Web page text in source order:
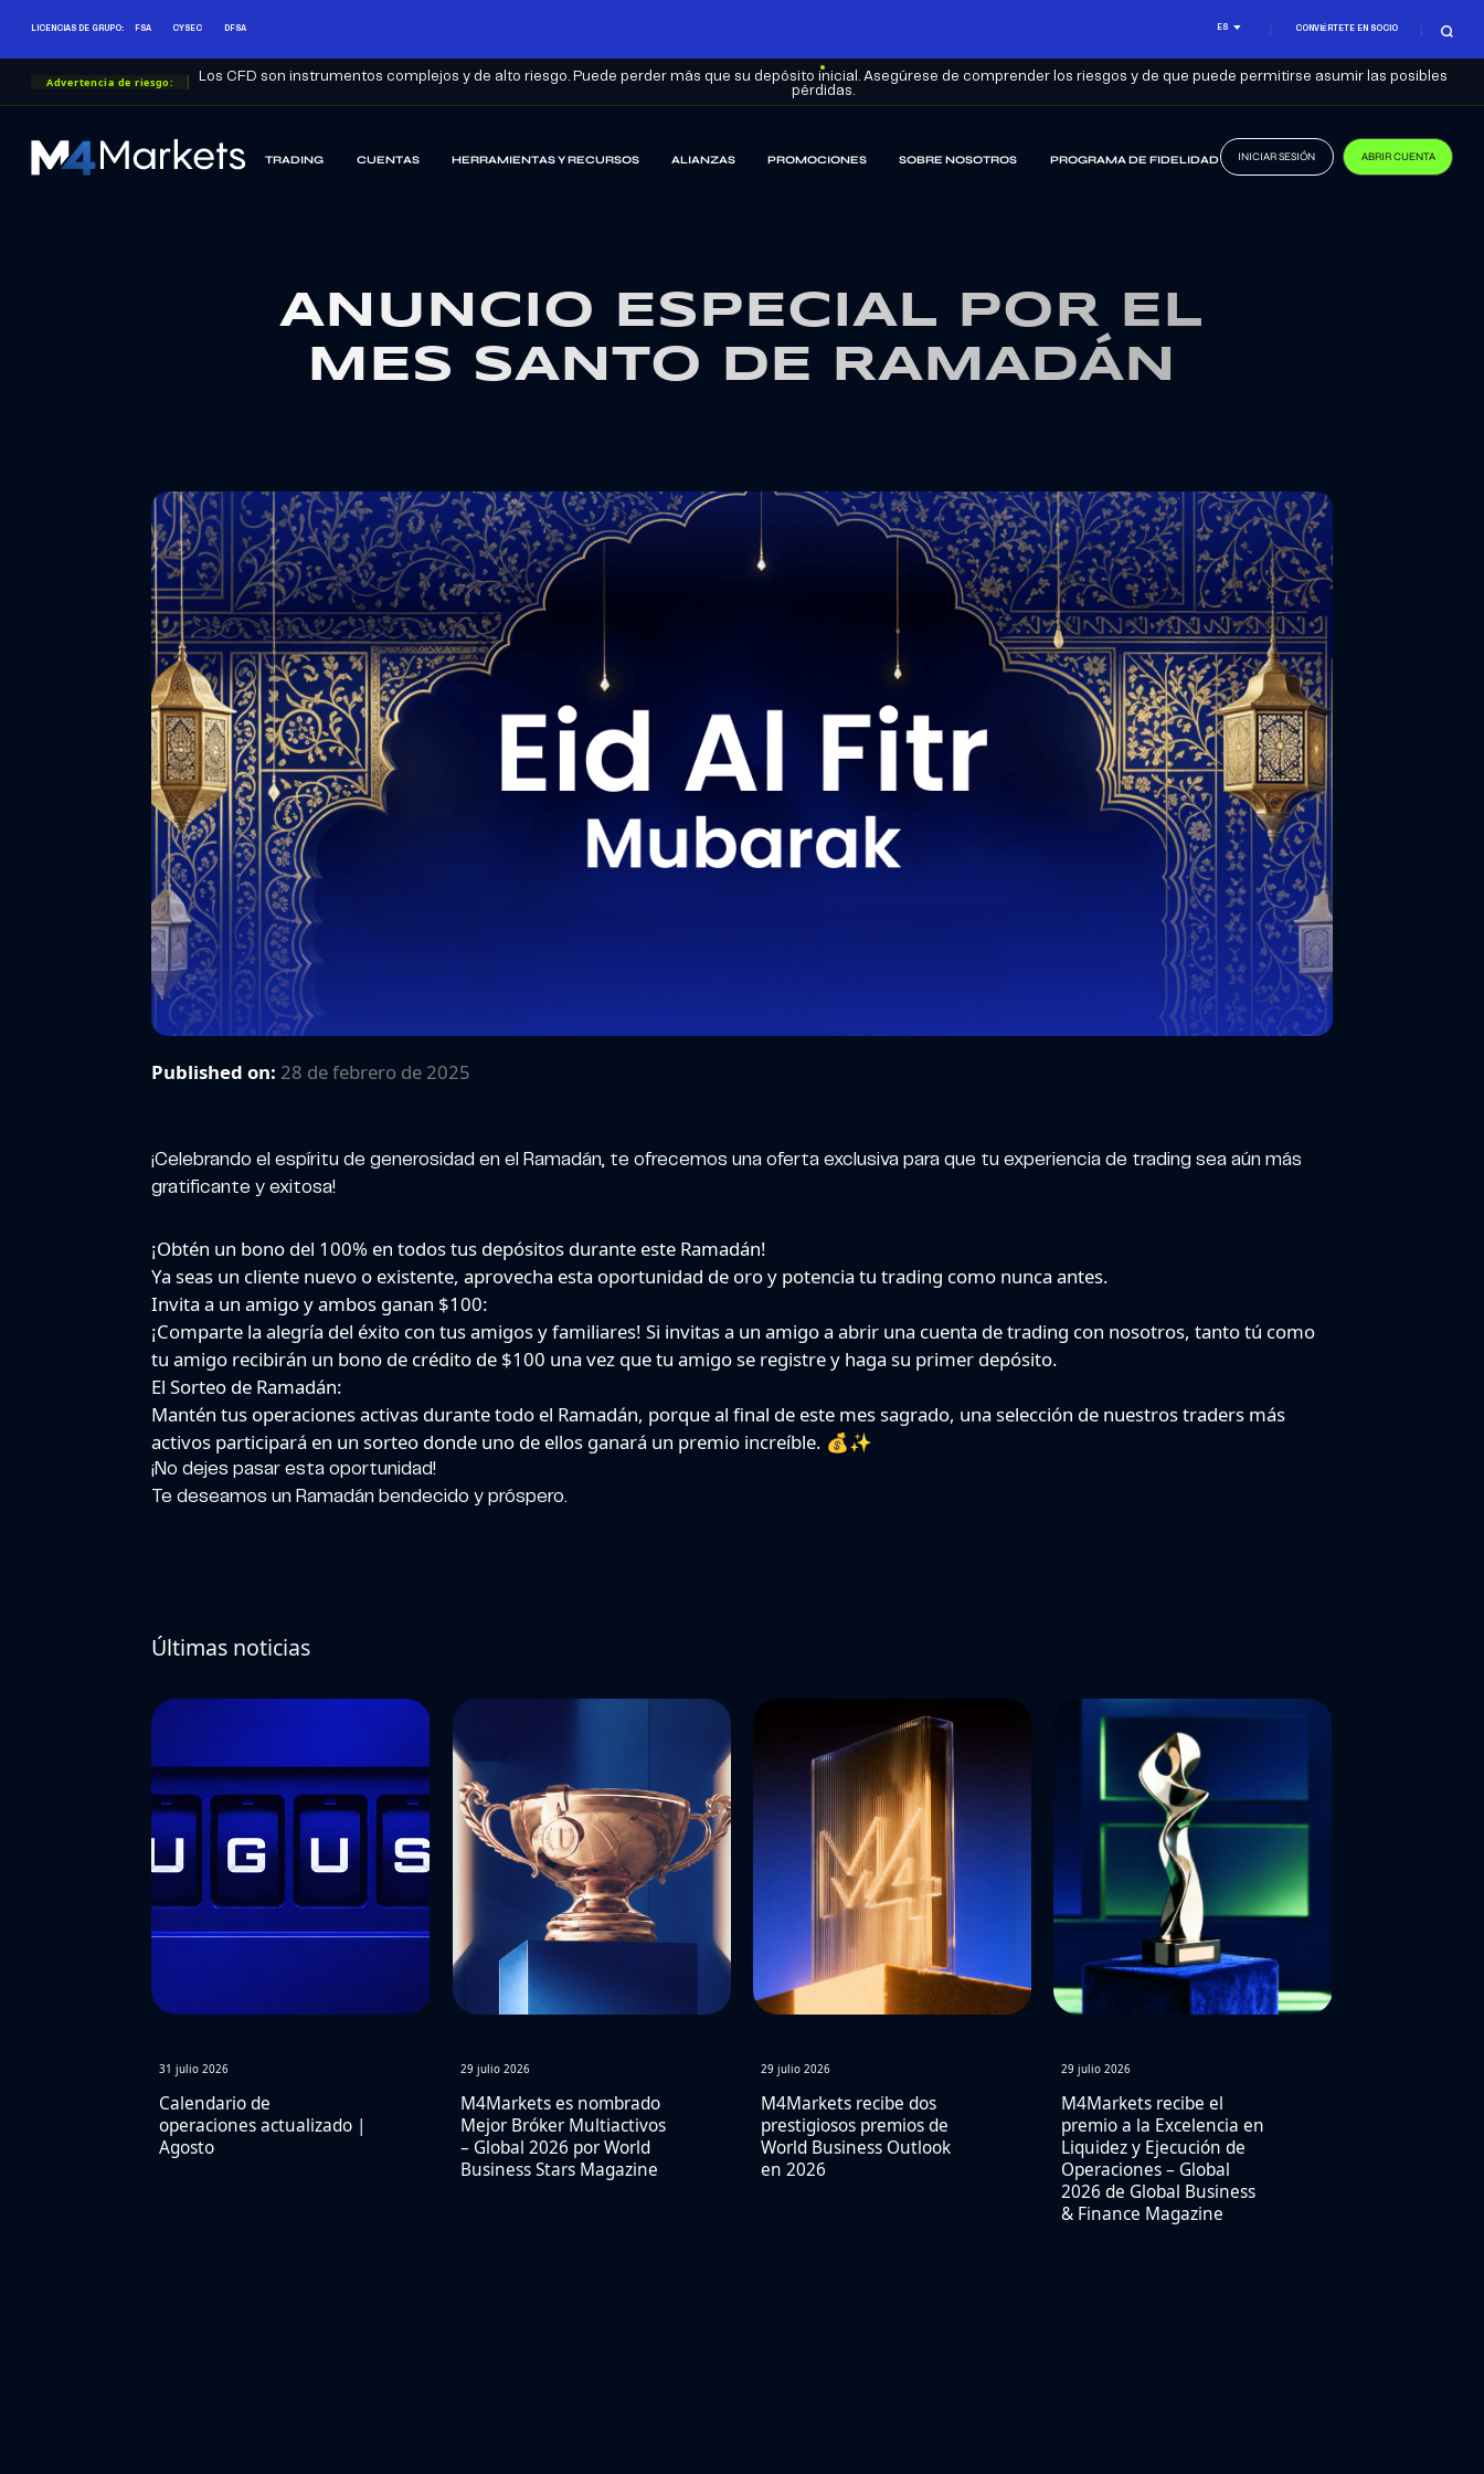
LICENCIAS DE GRUPO: FSA CYSEC DFSA ES CONVIÉRTETE EN SOCIO
Advertencia de riesgo:
Los CFD son instrumentos complejos y de alto riesgo. Puede perder más que su depósito inicial. Asegúrese de comprender los riesgos y de que puede permitirse asumir las posibles
pérdidas.
M4Markets
TRADING CUENTAS HERRAMIENTAS Y RECURSOS ALIANZAS PROMOCIONES SOBRE NOSOTROS PROGRAMA DE FIDELIDAD INICIAR SESIÓN ABRIR CUENTA
ANUNCIO ESPECIAL POR EL
MES SANTO DE RAMADÁN
Published on: 28 de febrero de 2025
¡Celebrando el espíritu de generosidad en el Ramadán, te ofrecemos una oferta exclusiva para que tu experiencia de trading sea aún más
gratificante y exitosa!
¡Obtén un bono del 100% en todos tus depósitos durante este Ramadán!
Ya seas un cliente nuevo o existente, aprovecha esta oportunidad de oro y potencia tu trading como nunca antes.
Invita a un amigo y ambos ganan $100:
¡Comparte la alegría del éxito con tus amigos y familiares! Si invitas a un amigo a abrir una cuenta de trading con nosotros, tanto tú como
tu amigo recibirán un bono de crédito de $100 una vez que tu amigo se registre y haga su primer depósito.
El Sorteo de Ramadán:
Mantén tus operaciones activas durante todo el Ramadán, porque al final de este mes sagrado, una selección de nuestros traders más
activos participará en un sorteo donde uno de ellos ganará un premio increíble. 💰✨
¡No dejes pasar esta oportunidad!
Te deseamos un Ramadán bendecido y próspero.
Últimas noticias
31 julio 2026
Calendario de
operaciones actualizado |
Agosto
29 julio 2026
M4Markets es nombrado
Mejor Bróker Multiactivos
– Global 2026 por World
Business Stars Magazine
29 julio 2026
M4Markets recibe dos
prestigiosos premios de
World Business Outlook
en 2026
29 julio 2026
M4Markets recibe el
premio a la Excelencia en
Liquidez y Ejecución de
Operaciones – Global
2026 de Global Business
& Finance Magazine